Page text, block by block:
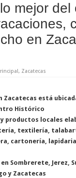
mejor del
en
, Zacatecas
Zacatecas está
Histórico
productos locales
textilería,
cartonería,
Sombrerete, Jerez,
y Zacatecas